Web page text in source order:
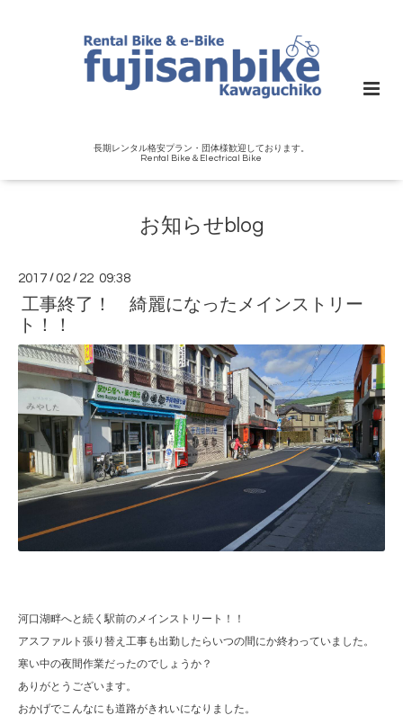
長期レンタル格安プラン・団体様歓迎しております。
Rental Bike＆Electrical Bike
お知らせblog
2017 /02 / 22 09:38
工事終了！ 綺麗になったメインストリー
ト！！
河口湖畔へと続く駅前のメインストリート！！
アスファルト張り替え工事も出勤したらいつの間にか終わっていました。
寒い中の夜間作業だったのでしょうか？
ありがとうございます。
おかげでこんなにも道路がきれいになりました。